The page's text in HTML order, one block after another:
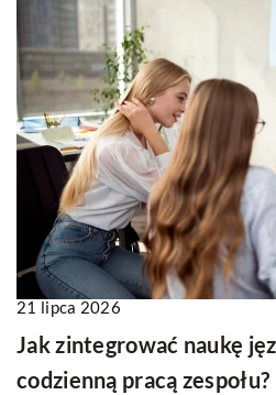
21 lipca 2026
Jak zintegrować naukę
codzienną pracą zespołu?